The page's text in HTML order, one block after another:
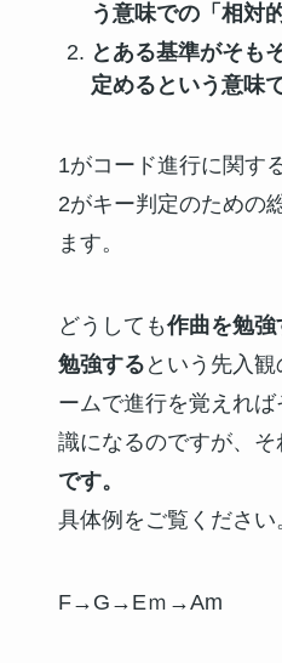
う意味での「相対
とある基準がそも
定めるという意味
1がコード進行に関す
2がキー判定のための
ます。
どうしても作曲を勉強
勉強する という先入
ームで進行を覚えれ
識になるのですが、そ
です。
具体例をご覧ください
F→G→Eｍ→Am